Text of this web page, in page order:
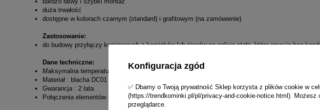
duża trwałość
dostępne w kolorach czarnym (standard) i grafitowym (na zamówienie)
Zastosowanie:
do budowy przyłączy kominowych z kominków lub pieców na paliwa stałe, które pracują bez
Dane techniczne:
Maksymalna temperatura pracy ciągłej: 600*C
Materiał : blacha DC01 2mm, malowana farbą żaroodporną Senotherm
Gwarancja : 2 lata
Połączenia elementów powinny być uszczelniane za pomocą specjalnej masy silikonowej
Konfiguracja zgód
✅ Dbamy o Twoją prywatność Sklep korzysta z plików cookie w
(https://trendkominki.pl/pl/privacy-and-cookie-notice.html).
przeglądarce.